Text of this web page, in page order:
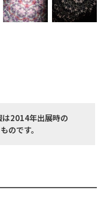
は2014年出展時の
ものです。